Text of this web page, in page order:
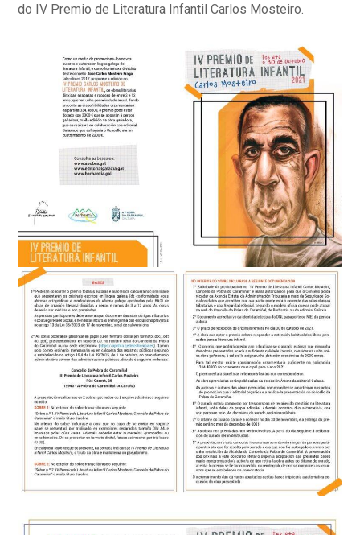
do IV Premio de Literatura Infantil Carlos Mosteiro.